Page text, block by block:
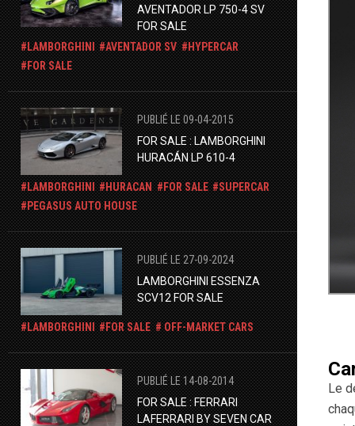
AVENTADOR LP 750-4 SV
FOR SALE
LAMBORGHINI
AVENTADOR SV
HYPERCAR
FOR SALE
PUBLIÉ LE 09-04-2015
FOR SALE : LAMBORGHINI
HURACÁN LP 610-4
LAMBORGHINI HURACAN FOR SALE
SUPERCAR
​​PEGASUS AUTO HOUSE
PUBLIÉ LE 27-09-2024
LAMBORGHINI ESSENZA
SCV12 FOR SALE
LAMBORGHINI FOR SALE OFF-MARKET CARS
PUBLIÉ LE 14-08-2014
FOR SALE : FERRARI
LAFERRARI BY SEVEN CAR
Le